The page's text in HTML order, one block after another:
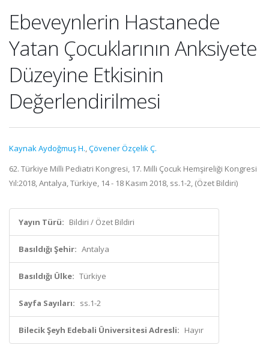
Ebeveynlerin Hastanede
Yatan Çocuklarının Anksiyete
Düzeyine Etkisinin
Değerlendirilmesi
Kaynak Aydoğmuş H.,Çövener Özçelik Ç.
62. Türkiye Milli Pediatri Kongresi, 17. Milli Çocuk Hemşireliği Kongresi
Yıl:2018, Antalya, Türkiye, 14 - 18 Kasım 2018, ss.1-2, (Özet Bildiri)
Yayın Türü: Bildiri / Özet Bildiri
Basıldığı Şehir: Antalya
Basıldığı Ülke: Türkiye
Sayfa Sayıları: ss.1-2
Bilecik Şeyh Edebali Üniversitesi Adresli: Hayır